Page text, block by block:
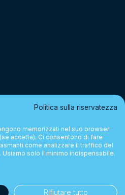
Politica sulla riservatezza
memorizzati nel suo browser
accetta). Ci consentono di fare
come analizzare il traffico del
solo il minimo indispensabile.
Rifiutare tutto